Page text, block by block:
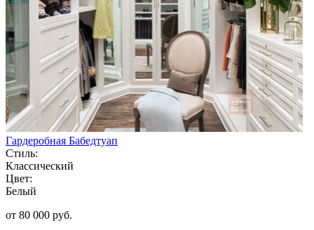
Гардеробная Бабедтуап
Стиль:
Классический
Цвет:
Белый
от 80 000 руб.